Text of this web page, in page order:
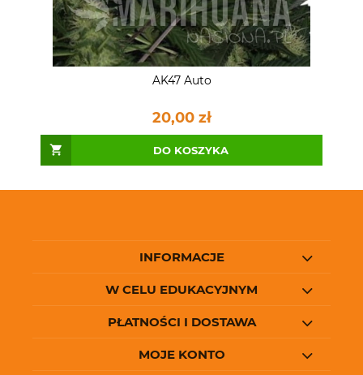
AK47 Auto
20,00 zł
DO KOSZYKA
INFORMACJE
W CELU EDUKACYJNYM
PŁATNOŚCI I DOSTAWA
MOJE KONTO